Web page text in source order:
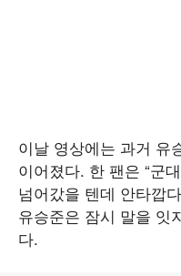
이날 영상에는 과거 유
이어졌다. 한 팬은 “군
넘어갔을 텐데 안타깝
유승준은 잠시 말을 잇
다.